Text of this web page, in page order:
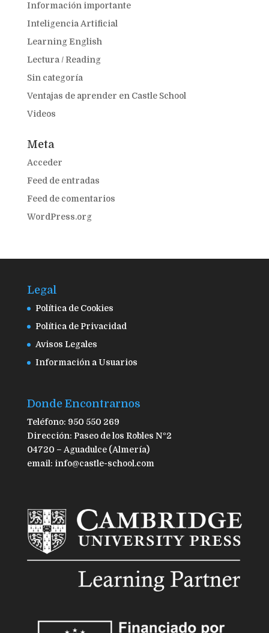
Información importante
Inteligencia Artificial
Learning English
Lectura / Reading
Sin categoría
Ventajas de aprender en Castle School
Videos
Meta
Acceder
Feed de entradas
Feed de comentarios
WordPress.org
Legal
Política de Cookies
Política de Privacidad
Avisos Legales
Información a Usuarios
Donde Encontrarnos
Teléfono: 950 550 269
Dirección: Paseo de los Robles Nº2
04720 – Aguadulce (Almería)
email: info@castle-school.com